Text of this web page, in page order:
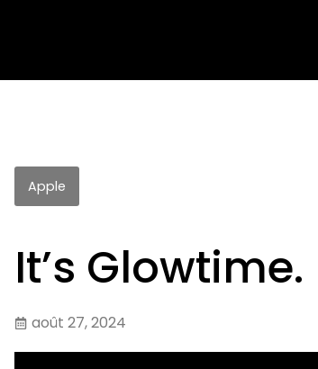
Apple
It’s Glowtime.
août 27, 2024